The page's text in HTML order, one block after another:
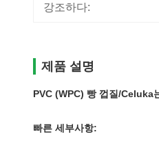
강조하다:
제품 설명
PVC (WPC) 빵 껍질/Celuka
빠른 세부사항: